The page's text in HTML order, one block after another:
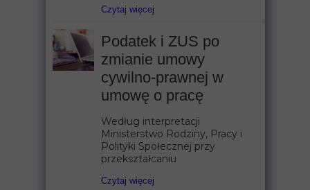
Czytaj więcej
Podatek i ZUS po
zmianie umowy
cywilno-prawnej w
umowę o pracę
Według interpretacji
Ministerstwo Rodziny, Pracy i
Polityki Społecznej przy
przekształcaniu
Czytaj więcej